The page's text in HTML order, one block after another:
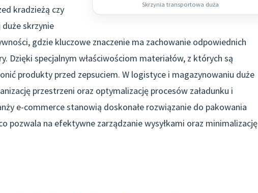
Skrzynia transportowa duża
kradzieżą czy
skrzynie
gdzie kluczowe znaczenie ma zachowanie odpowiednich
Dzięki specjalnym właściwościom materiałów, z których są
produkty przed zepsuciem. W logistyce i magazynowaniu duże
przestrzeni oraz optymalizację procesów załadunku i
e-commerce stanowią doskonałe rozwiązanie do pakowania
pozwala na efektywne zarządzanie wysyłkami oraz minimalizację